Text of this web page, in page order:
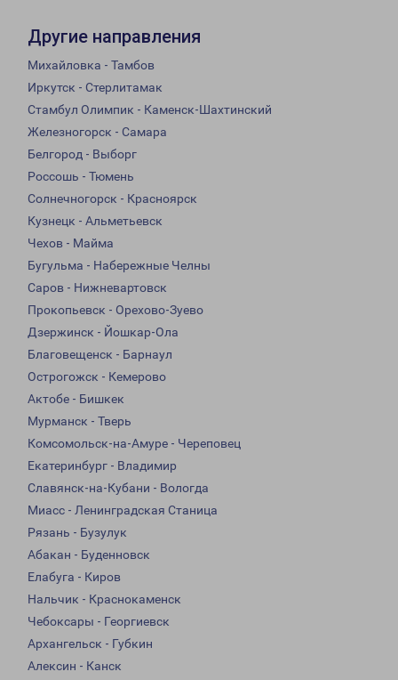
Другие направления
Михайловка - Тамбов
Иркутск - Стерлитамак
Стамбул Олимпик - Каменск-Шахтинский
Железногорск - Самара
Белгород - Выборг
Россошь - Тюмень
Солнечногорск - Красноярск
Кузнецк - Альметьевск
Чехов - Майма
Бугульма - Набережные Челны
Саров - Нижневартовск
Прокопьевск - Орехово-Зуево
Дзержинск - Йошкар-Ола
Благовещенск - Барнаул
Острогожск - Кемерово
Актобе - Бишкек
Мурманск - Тверь
Комсомольск-на-Амуре - Череповец
Екатеринбург - Владимир
Славянск-на-Кубани - Вологда
Миасс - Ленинградская Станица
Рязань - Бузулук
Абакан - Буденновск
Елабуга - Киров
Нальчик - Краснокаменск
Чебоксары - Георгиевск
Архангельск - Губкин
Алексин - Канск